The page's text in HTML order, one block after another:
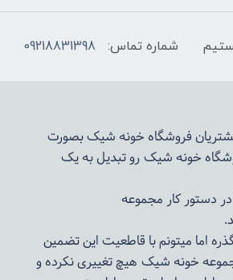
شماره تماس: 09218831398
فروشگاه خونه شیک بصورت
خونه شیکرو تبدیل به یک
اما میتونم با قاطعیت این تضمین
خونه شیک هیچ تغییری نکرده و